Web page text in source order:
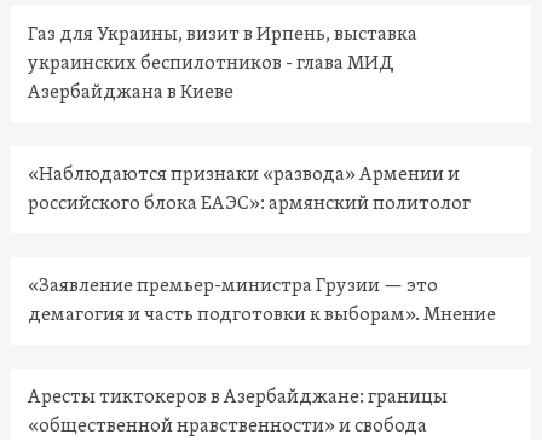
Газ для Украины, визит в Ирпень, выставка
украинских беспилотников - глава МИД
Азербайджана в Киеве
«Наблюдаются признаки «развода» Армении и
российского блока ЕАЭС»: армянский политолог
«Заявление премьер-министра Грузии — это
демагогия и часть подготовки к выборам». Мнение
Аресты тиктокеров в Азербайджане: границы
«общественной нравственности» и свобода